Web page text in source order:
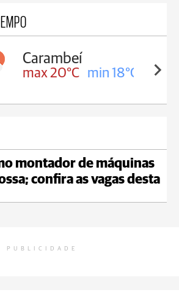
Carambeí
max 20°C min 18°C
montador de máquinas
confira as vagas desta
PUBLICIDADE